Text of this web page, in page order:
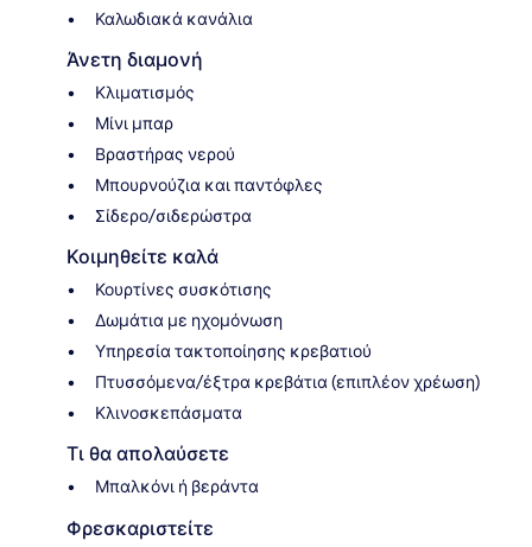
Καλωδιακά κανάλια
Άνετη διαμονή
Κλιματισμός
Μίνι μπαρ
Βραστήρας νερού
Μπουρνούζια και παντόφλες
Σίδερο/σιδερώστρα
Κοιμηθείτε καλά
Κουρτίνες συσκότισης
Δωμάτια με ηχομόνωση
Υπηρεσία τακτοποίησης κρεβατιού
Πτυσσόμενα/έξτρα κρεβάτια (επιπλέον χρέωση)
Κλινοσκεπάσματα
Τι θα απολαύσετε
Μπαλκόνι ή βεράντα
Φρεσκαριστείτε